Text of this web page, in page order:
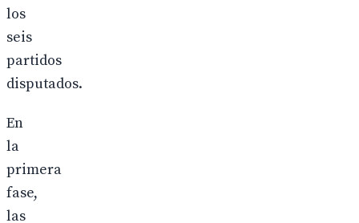
los
seis
partidos
disputados.
En
la
primera
fase,
las